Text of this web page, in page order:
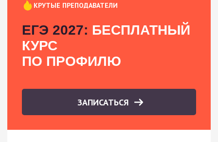
КРУТЫЕ ПРЕПОДАВАТЕЛИ
ЕГЭ 2027: БЕСПЛАТНЫЙ
КУРС
ПО ПРОФИЛЮ
ЗАПИСАТЬСЯ